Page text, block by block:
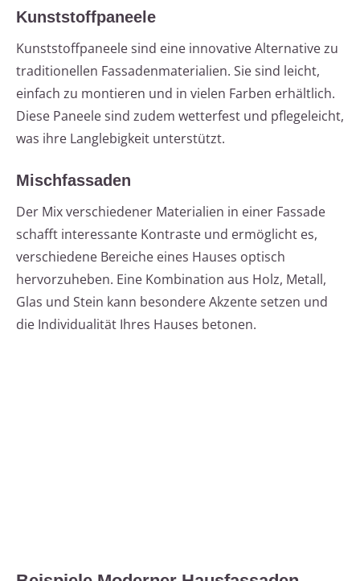
Kunststoffpaneele
Kunststoffpaneele sind eine innovative Alternative zu
traditionellen Fassadenmaterialien. Sie sind leicht,
einfach zu montieren und in vielen Farben erhältlich.
Diese Paneele sind zudem wetterfest und pflegeleicht,
was ihre Langlebigkeit unterstützt.
Mischfassaden
Der Mix verschiedener Materialien in einer Fassade
schafft interessante Kontraste und ermöglicht es,
verschiedene Bereiche eines Hauses optisch
hervorzuheben. Eine Kombination aus Holz, Metall,
Glas und Stein kann besondere Akzente setzen und
die Individualität Ihres Hauses betonen.